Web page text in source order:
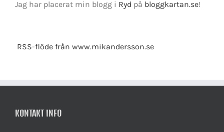
Jag har placerat min blogg i Ryd på bloggkartan.se!
RSS-flöde från www.mikandersson.se
KONTAKT INFO